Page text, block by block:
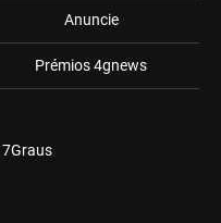
Anuncie
Prémios 4gnews
7Graus